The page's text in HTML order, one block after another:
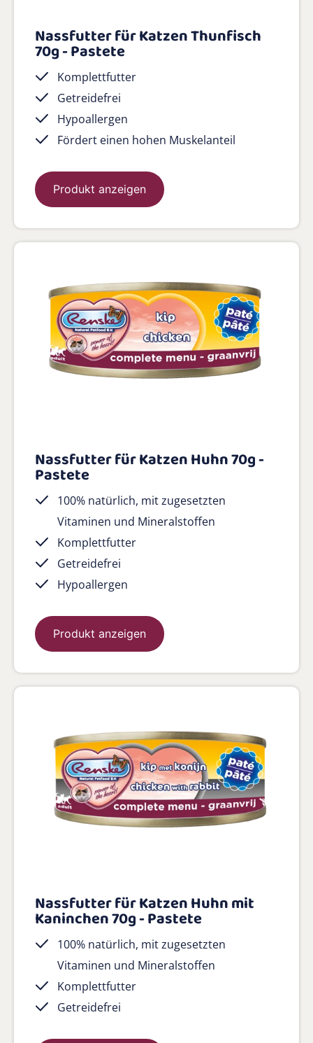
Nassfutter für Katzen Thunfisch
70g - Pastete
Komplettfutter
Getreidefrei
Hypoallergen
Fördert einen hohen Muskelanteil
Produkt anzeigen
Nassfutter für Katzen Huhn 70g -
Pastete
100% natürlich, mit zugesetzten
Vitaminen und Mineralstoffen
Komplettfutter
Getreidefrei
Hypoallergen
Produkt anzeigen
Nassfutter für Katzen Huhn mit
Kaninchen 70g - Pastete
100% natürlich, mit zugesetzten
Vitaminen und Mineralstoffen
Komplettfutter
Getreidefrei